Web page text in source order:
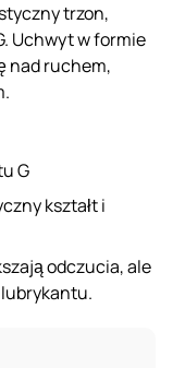
trzon,
Uchwyt w formie
nad ruchem,
G
kształt i
odczucia, ale